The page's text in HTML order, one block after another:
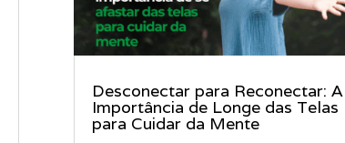
Desconectar para Reconectar: A
Importância de Longe das Telas
para Cuidar da Mente